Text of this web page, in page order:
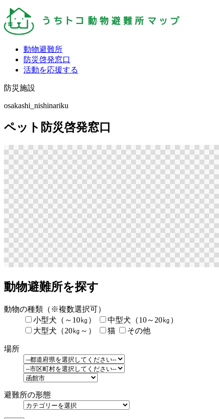
動物避難所
防災啓発窓口
活動を応援する
防災施設
osakashi_nishinariku
ペット防災啓発窓口
動物避難所を探す
動物の種類 （※複数選択可）
小型犬（～10㎏）
中型犬（10～20㎏）
大型犬（20㎏～）
猫 その他
場所
避難所の形態